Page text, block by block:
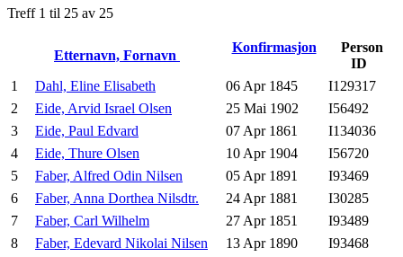
Treff 1 til 25 av 25
Etternavn, Fornavn
Konfirmasjon
Person
ID
1
Dahl, Eline Elisabeth 06 Apr 1845
I129317
2
Eide, Arvid Israel Olsen 25 Mai 1902
I56492
3
Eide, Paul Edvard 07 Apr 1861
I134036
4
Eide, Thure Olsen 10 Apr 1904
I56720
5
Faber, Alfred Odin Nilsen 05 Apr 1891
I93469
6
Faber, Anna Dorthea Nilsdtr. 24 Apr 1881
I30285
7
Faber, Carl Wilhelm 27 Apr 1851
I93489
8
Faber, Edevard Nikolai Nilsen 13 Apr 1890
I93468